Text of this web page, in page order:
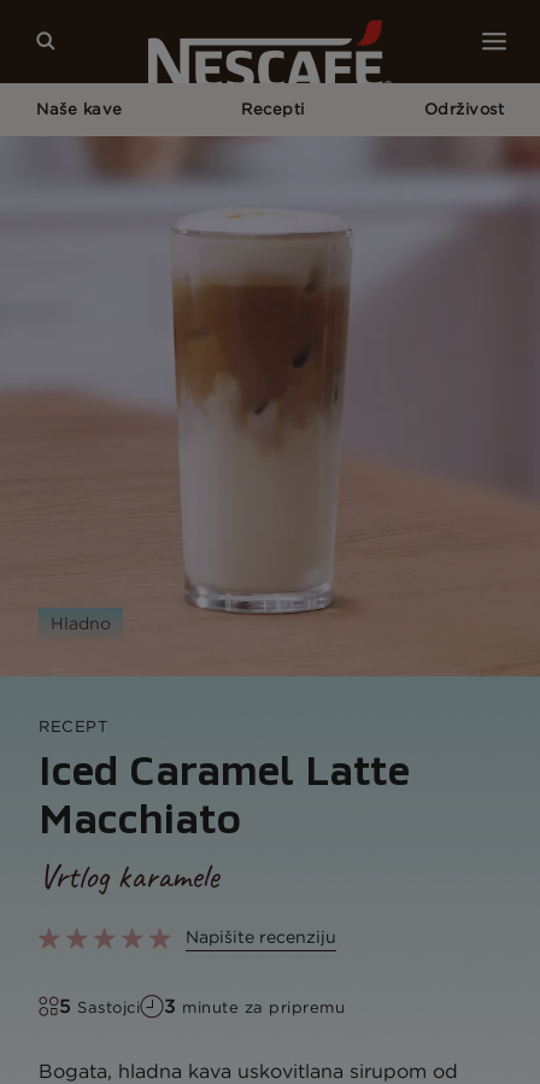
Naše kave Recepti Održivost
Iced Caramel Latte Macchiato
RECEPT
Iced Caramel Latte
Macchiato
Vrtlog karamele
Napišite recenziju
5 Sastojci 3 minute za pripremu
Bogata, hladna kava uskovitlana sirupom od
Hladno